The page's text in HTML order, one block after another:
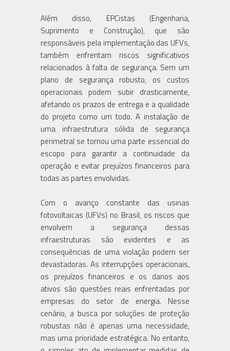
Além disso, EPCistas (Engenharia,
Suprimento e Construção), que são
responsáveis pela implementação das UFVs,
também enfrentam riscos significativos
relacionados à falta de segurança. Sem um
plano de segurança robusto, os custos
operacionais podem subir drasticamente,
afetando os prazos de entrega e a qualidade
do projeto como um todo. A instalação de
uma infraestrutura sólida de segurança
perimetral se tornou uma parte essencial do
escopo para garantir a continuidade da
operação e evitar prejuízos financeiros para
todas as partes envolvidas.
Com o avanço constante das usinas
fotovoltaicas (UFVs) no Brasil, os riscos que
envolvem a segurança dessas
infraestruturas são evidentes e as
consequências de uma violação podem ser
devastadoras. As interrupções operacionais,
os prejuízos financeiros e os danos aos
ativos são questões reais enfrentadas por
empresas do setor de energia. Nesse
cenário, a busca por soluções de proteção
robustas não é apenas uma necessidade,
mas uma prioridade estratégica. No entanto,